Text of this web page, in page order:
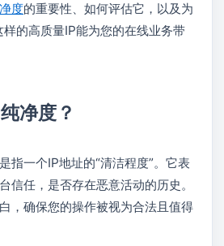
度的重要性、如何评估它，以及为
的高质量IP能为您的在线业务带
净度？
是指一个IP地址的“清洁程度”。它表
信任，是否存在恶意活动的历史。
，确保您的操作被视为合法且值得